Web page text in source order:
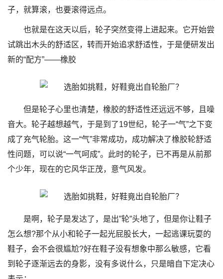
子，就算滚，也要滚得远点。
也就是在这天以后，轮子突然变得上进起来。它开始尝
试跳出木头的舒适区，转而开始追求舒适性，于是便研发出
新的“配方”——橡胶
但是轮子心里也清楚，橡胶的舒适性还远远不够，且噪
音大。轮子越想越气，于是到了19世纪，轮子一“气”之下变
成了充气轮胎。这一“气”非常成功，成功解决了橡胶轮舒适
性问题，可以说“一气呵成”。此时的轮子，已不再是从前那
个少年，现在的它风华正茂，意气风发。
是啊，轮子是发达了，是出”轮”头地了，但是你让鞋子
怎么想?那个从小和轮子一起光屁股长大，一起逃课玩耍的
鞋子，会不会很尴尬?好在鞋子没有想象中那么敏感，它看
到轮子逐渐远去的身影，没有多说什么，只是暗自下定决心